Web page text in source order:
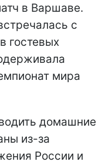
в Варшаве.
с
гостевых
мира
домашние
из-за
России и